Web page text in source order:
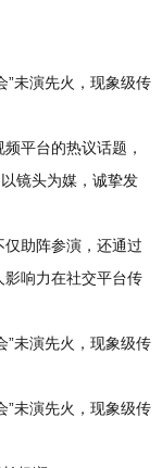
平台的热议话题，
镜头为媒，诚挚发
助阵参演，还通过
响力在社交平台传